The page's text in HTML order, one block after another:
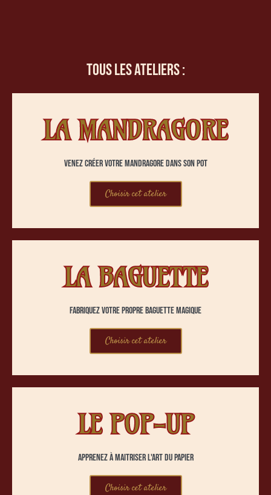
Tous les ateliers :
LA MANDRAGORE
Venez créer votre mandragore dans son pot
Choisir cet atelier
LA BAGUETTE
Fabriquez votre propre baguette magique
Choisir cet atelier
LE POP-UP
Apprenez à maitriser l'art du papier
Choisir cet atelier